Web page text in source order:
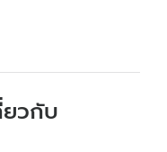
ยวกับ